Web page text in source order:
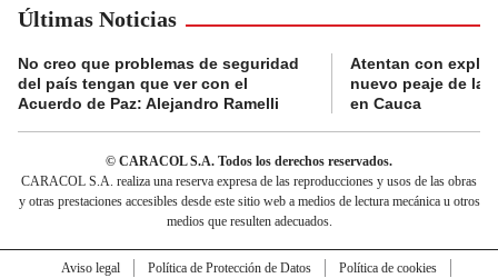
Últimas Noticias
No creo que problemas de seguridad
del país tengan que ver con el
Acuerdo de Paz: Alejandro Ramelli
Atentan con
nuevo peaje de la
en Cauca
© CARACOL S.A. Todos los derechos reservados.
CARACOL S.A. realiza una reserva expresa de las reproducciones y usos de las obras
y otras prestaciones accesibles desde este sitio web a medios de lectura mecánica u otros
medios que resulten adecuados.
Aviso legal Política de Protección de Datos
Política de cookies